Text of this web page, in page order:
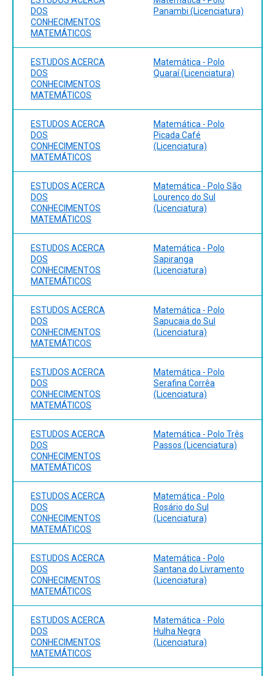
DOS
CONHECIMENTOS
MATEMÁTICOS
Panambi (Licenciatura)
ESTUDOS ACERCA
DOS
CONHECIMENTOS
MATEMÁTICOS
Matemática - Polo
Quaraí (Licenciatura)
ESTUDOS ACERCA
DOS
CONHECIMENTOS
MATEMÁTICOS
Matemática - Polo
Picada Café
(Licenciatura)
ESTUDOS ACERCA
DOS
CONHECIMENTOS
MATEMÁTICOS
Matemática - Polo São
Lourenço do Sul
(Licenciatura)
ESTUDOS ACERCA
DOS
CONHECIMENTOS
MATEMÁTICOS
Matemática - Polo
Sapiranga
(Licenciatura)
ESTUDOS ACERCA
DOS
CONHECIMENTOS
MATEMÁTICOS
Matemática - Polo
Sapucaia do Sul
(Licenciatura)
ESTUDOS ACERCA
DOS
CONHECIMENTOS
MATEMÁTICOS
Matemática - Polo
Serafina Corrêa
(Licenciatura)
ESTUDOS ACERCA
DOS
CONHECIMENTOS
MATEMÁTICOS
Matemática - Polo Três
Passos (Licenciatura)
ESTUDOS ACERCA
DOS
CONHECIMENTOS
MATEMÁTICOS
Matemática - Polo
Rosário do Sul
(Licenciatura)
ESTUDOS ACERCA
DOS
CONHECIMENTOS
MATEMÁTICOS
Matemática - Polo
Santana do Livramento
(Licenciatura)
ESTUDOS ACERCA
DOS
CONHECIMENTOS
MATEMÁTICOS
Matemática - Polo
Hulha Negra
(Licenciatura)